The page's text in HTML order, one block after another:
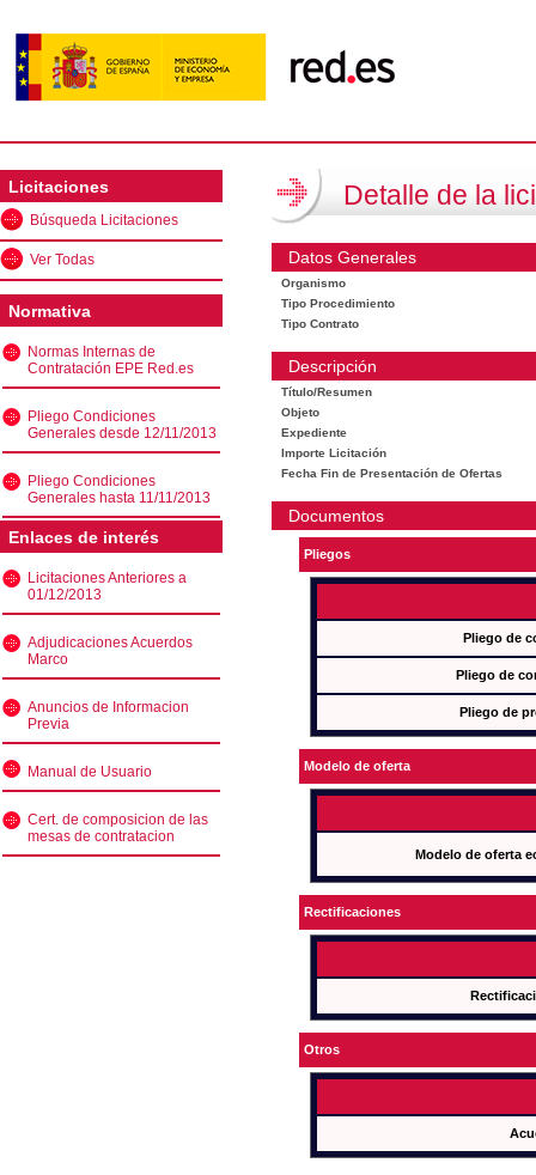
Licitaciones
Búsqueda Licitaciones
Ver Todas
Normativa
Normas Internas de
Contratación EPE Red.es
Pliego Condiciones
Generales desde 12/11/2013
Pliego Condiciones
Generales hasta 11/11/2013
Enlaces de interés
Licitaciones Anteriores a
01/12/2013
Adjudicaciones Acuerdos
Marco
Anuncios de Informacion
Previa
Manual de Usuario
Cert. de composicion de las
mesas de contratacion
Detalle de la
Datos Generales
Organismo
Tipo Procedimiento
Tipo Contrato
Descripción
Título/Resumen
Objeto
Expediente
Importe Licitación
Fecha Fin de Presentación de Ofertas
Documentos
Pliegos
Pliego de
Pliego de
Pliego de
Modelo de oferta
Modelo de oferta
Rectificaciones
Otros